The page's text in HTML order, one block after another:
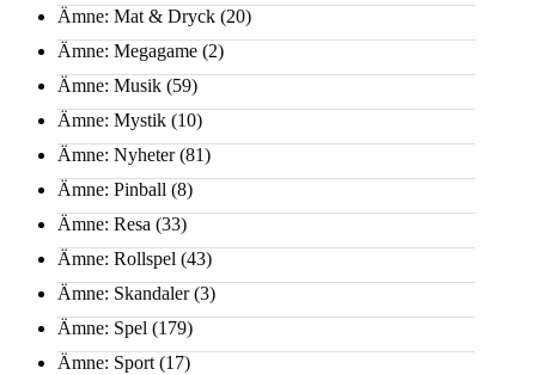
Ämne: Mat & Dryck (20)
Ämne: Megagame (2)
Ämne: Musik (59)
Ämne: Mystik (10)
Ämne: Nyheter(81)
Ämne: Pinball (8)
Ämne: Resa (33)
Ämne: Rollspel (43)
Ämne: Skandaler(3)
Ämne: Spel (179)
Ämne: Sport (17)